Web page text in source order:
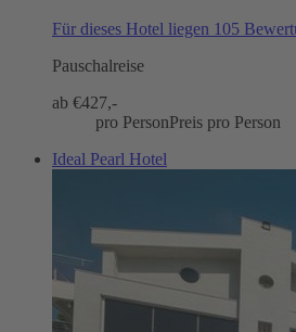
Für dieses Hotel liegen 105
Pauschalreise
ab €427,-
pro PersonPreis pro Person
Ideal Pearl Hotel